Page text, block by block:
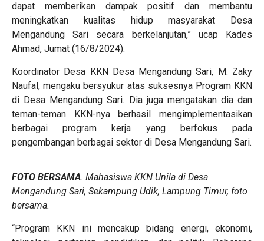
dapat memberikan dampak positif dan membantu
meningkatkan kualitas hidup masyarakat Desa
Mengandung Sari secara berkelanjutan,” ucap Kades
Ahmad, Jumat (16/8/2024).
Koordinator Desa KKN Desa Mengandung Sari, M. Zaky
Naufal, mengaku bersyukur atas suksesnya Program KKN
di Desa Mengandung Sari. Dia juga mengatakan dia dan
teman-teman KKN-nya berhasil mengimplementasikan
berbagai program kerja yang berfokus pada
pengembangan berbagai sektor di Desa Mengandung Sari.
FOTO BERSAMA. Mahasiswa KKN Unila di Desa
Mengandung Sari, Sekampung Udik, Lampung Timur, foto
bersama.
“Program KKN ini mencakup bidang energi, ekonomi,